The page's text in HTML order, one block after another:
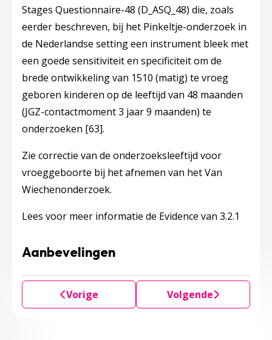
Stages Questionnaire-48 (D_ASQ_48) die, zoals
eerder beschreven, bij het Pinkeltje-onderzoek in
de Nederlandse setting een instrument bleek met
een goede sensitiviteit en specificiteit om de
brede ontwikkeling van 1510 (matig) te vroeg
geboren kinderen op de leeftijd van 48 maanden
(JGZ-contactmoment 3 jaar 9 maanden) te
onderzoeken [63].
Zie correctie van de onderzoeksleeftijd voor
vroeggeboorte bij het afnemen van het Van
Wiechenonderzoek.
Lees voor meer informatie de Evidence van 3.2.1
Aanbevelingen
Vorige Volgende